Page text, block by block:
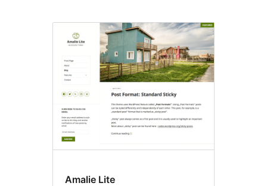
Toegankelijkheid
gereed
Amalie Lite